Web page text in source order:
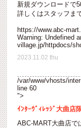
新規ダウンロードで
詳しくはスタッフま
https://www.abc-
Warning: Undefined
village.jp/httpdocs/
2023.11.02 thu
/var/www/vhosts/
line 60
">
ｲﾝﾀｰｳﾞｨﾚｯｼﾞ大曲店
ABC-MART大曲店で